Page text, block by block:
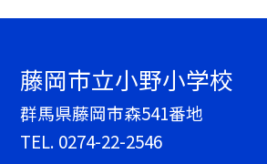
藤岡市立小野小学校
群馬県藤岡市森541番地
TEL. 0274-22-2546